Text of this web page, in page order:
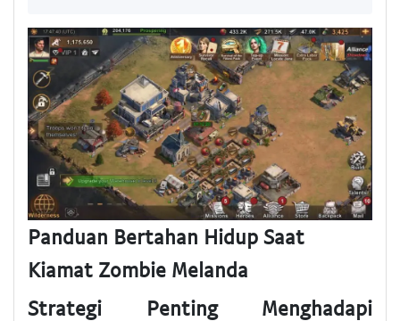
Panduan Bertahan Hidup Saat
Kiamat Zombie Melanda
Strategi Penting Menghadapi